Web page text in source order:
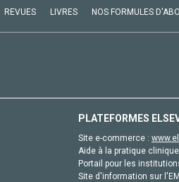
REVUES LIVRES NOS FORMULES
PLATEFORMES
Site e-commerce :
Aide à la pratique
Portail pour les
Site d'information sur